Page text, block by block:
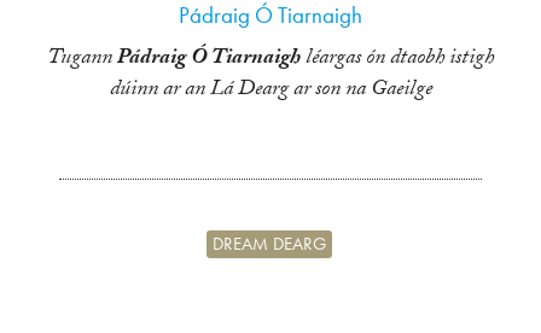
Pádraig Ó Tiarnaigh
TugannPádraig Ó Tiarnaighléargas ón dtaobh istigh
dúinn ar an Lá Dearg ar son na Gaeilge
DREAM DEARG